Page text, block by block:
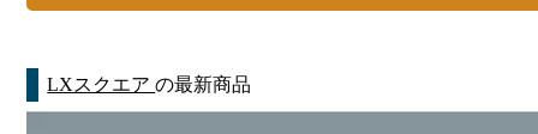
LXスクエアの最新商品